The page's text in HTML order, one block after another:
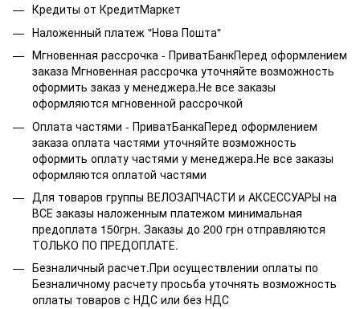
Кредиты от КредитМаркет
Наложенный платеж "Нова Пошта"
Мгновенная рассрочка - ПриватБанкПеред оформлением
заказа Мгновенная рассрочка уточняйте возможность
оформить заказ у менеджера.Не все заказы
оформляются мгновенной рассрочкой
Оплата частями - ПриватБанкаПеред оформлением
заказа оплата частями уточняйте возможность
оформить оплату частями у менеджера.Не все заказы
оформляются оплатой частями
Для товаров группы ВЕЛОЗАПЧАСТИ и АКСЕССУАРЫ на
ВСЕ заказы наложенным платежом минимальная
предоплата 150грн. Заказы до 200 грн отправляются
ТОЛЬКО ПО ПРЕДОПЛАТЕ.
Безналичный расчет.При осуществлении оплаты по
Безналичному расчету просьба уточнять возможность
оплаты товаров с НДС или без НДС